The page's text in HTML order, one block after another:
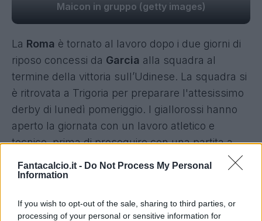
Fantacalcio.it - Do Not Process My Personal
Information
If you wish to opt-out of the sale, sharing to third parties, or
processing of your personal or sensitive information for
Maicon in gruppo (getty images)
La Roma è tornato al lavoro dopo i due giorni di
riposo concessi da Garcia alla squadra al
termine della vittoria sull’Udinese. La squadra si
è ritrovata a Trigoria per preparare l'attesissimo
derby di lunedì pomeriggio. I giallorossi hanno
aperto la giornata con un lavoro atletico e
tecnico, prima di proseguire con una partita a
focus tattico e con una serie di finalizzazioni.